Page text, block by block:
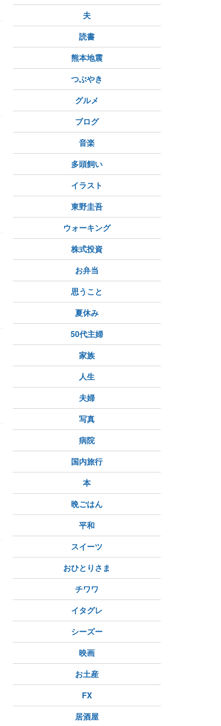
りがと 公園行けるかな?
夫
読書
熊本地震
つぶやき
グルメ
ブログ
音楽
多頭飼い
イラスト
東野圭吾
ウォーキング
株式投資
お弁当
思うこと
夏休み
50代主婦
家族
人生
夫婦
写真
病院
国内旅行
本
晩ごはん
平和
スイーツ
おひとりさま
チワワ
イタグレ
シーズー
映画
お土産
FX
居酒屋